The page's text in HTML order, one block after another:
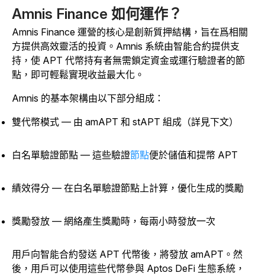
Amnis Finance 如何運作？
Amnis Finance 運營的核心是創新質押結構，旨在爲相關
方提供高效靈活的投資。Amnis 系統由智能合約提供支
持，使 APT 代幣持有者無需鎖定資金或運行驗證者的節
點，即可輕鬆實現收益最大化。
Amnis 的基本架構由以下部分組成：
雙代幣模式 — 由 amAPT 和 stAPT 組成（詳見下文）
白名單驗證節點 — 這些驗證節點便於儲值和提幣 APT
績效得分 — 在白名單驗證節點上計算，優化生成的獎勵
獎勵發放 — 網絡產生獎勵時，每兩小時發放一次
用戶向智能合約發送 APT 代幣後，將發放 amAPT。 然
後，用戶可以使用這些代幣參與 Aptos DeFi 生態系統，